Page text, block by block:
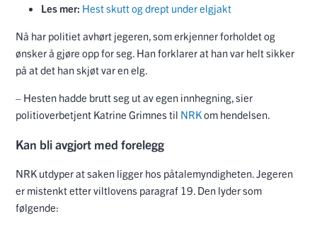
Les mer: Hest skutt og drept under elgjakt
Nå har politiet avhørt jegeren, som erkjenner forholdet og
ønsker å gjøre opp for seg. Han forklarer at han var helt sikker
på at det han skjøt var en elg.
– Hesten hadde brutt seg ut av egen innhegning, sier
politioverbetjent Katrine Grimnes til NRKom hendelsen.
Kan bli avgjort med forelegg
NRK utdyper at saken ligger hos påtalemyndigheten. Jegeren
er mistenkt etter viltlovens paragraf 19. Den lyder som
følgende: